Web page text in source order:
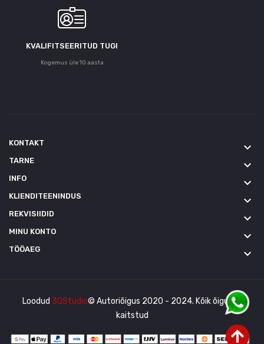
KVALIFITSEERITUD TUGI
Kogemus üle 10 aasta
KONTAKT keyboard_arrow_down
TARNE keyboard_arrow_down
INFO keyboard_arrow_down
KLIENDITEENINDUS keyboard_arrow_down
REKVISIIDID keyboard_arrow_down
MINU KONTO keyboard_arrow_down
TÖÖAEG keyboard_arrow_down
Loodud 3QStudio© Autoriõigus 2020 - 2024. Kõik õigused
kaitstud